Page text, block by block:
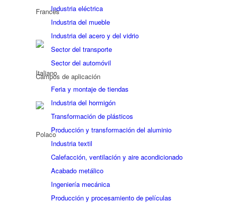
Industria eléctrica
Industria del mueble
Industria del acero y del vidrio
Sector del transporte
Sector del automóvil
Campos de aplicación
Feria y montaje de tiendas
Industria del hormigón
Transformación de plásticos
Producción y transformación del aluminio
Industria textil
Calefacción, ventilación y aire acondicionado
Acabado metálico
Ingeniería mecánica
Producción y procesamiento de películas